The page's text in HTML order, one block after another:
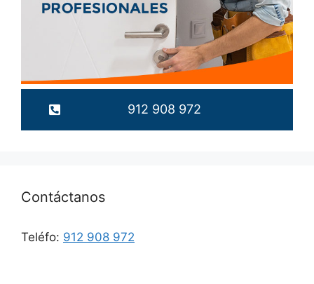
912 908 972
Contáctanos
Teléfo: 912 908 972